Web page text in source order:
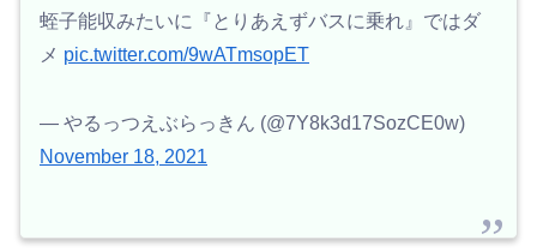
蛭子能収みたいに『とりあえずバスに乗れ』ではダ
メ pic.twitter.com/9wATmsopET
— やるっつえぶらっきん (@7Y8k3d17SozCE0w)
November 18, 2021